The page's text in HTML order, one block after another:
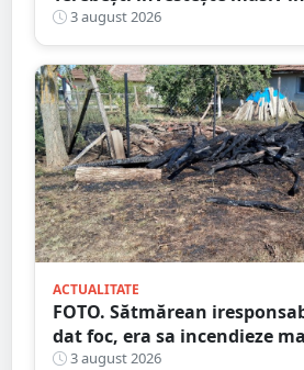
public
3 august 2026
ACTUALITATE
FOTO. Sătmărean
dat foc, era sa incendieze
3 august 2026